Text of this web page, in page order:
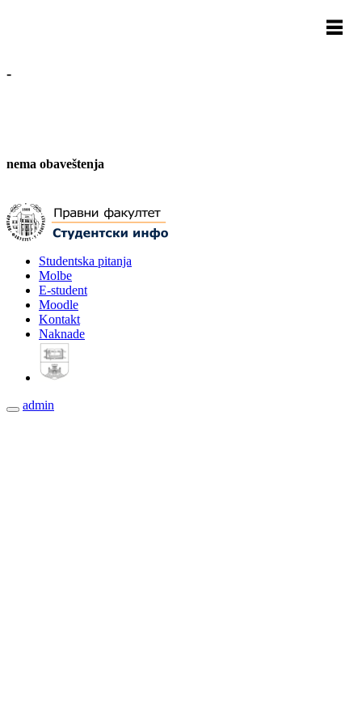
-
nema obaveštenja
Studentska pitanja
Molbe
E-student
Moodle
Kontakt
Naknade
admin